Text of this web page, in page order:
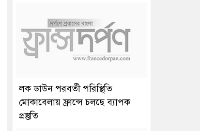
লক ডাউন পরবর্তী পরিস্থিতি
মোকাবেলায় ফ্রান্সে চলছে ব্যাপক
প্রস্তুতি